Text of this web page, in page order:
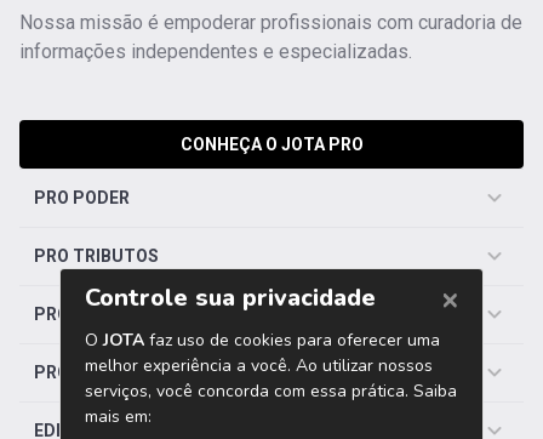
Nossa missão é empoderar profissionais com curadoria de
informações independentes e especializadas.
CONHEÇA O JOTA PRO
PRO PODER
PRO TRIBUTOS
PRO TRABALHISTA
PRO SAÚDE
EDITORIAS